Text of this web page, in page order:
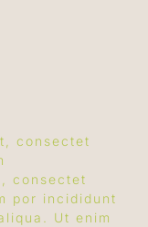
consectet
consectet
por incididunt
Ut enim